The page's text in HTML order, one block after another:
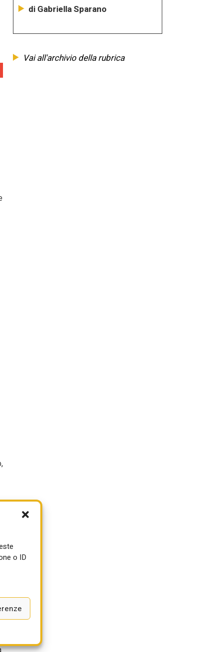
o ID
di Gabriella Sparano
Vai all'archivio della rubrica